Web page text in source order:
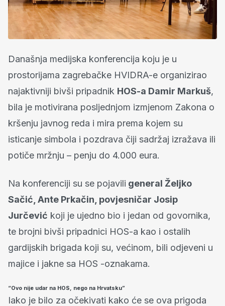
Današnja medijska konferencija koju je u
prostorijama zagrebačke HVIDRA-e organizirao
najaktivniji bivši pripadnik HOS-a Damir Markuš,
bila je motivirana posljednjom izmjenom Zakona o
kršenju javnog reda i mira prema kojem su
isticanje simbola i pozdrava čiji sadržaj izražava ili
potiče mržnju – penju do 4.000 eura.
Na konferenciji su se pojavili general Željko
Sačić, Ante Prkačin, povjesničar Josip
Jurčević koji je ujedno bio i jedan od govornika,
te brojni bivši pripadnici HOS-a kao i ostalih
gardijskih brigada koji su, većinom, bili odjeveni u
majice i jakne sa HOS -oznakama.
“Ovo nije udar na HOS, nego na Hrvatsku”
Iako je bilo za očekivati kako će se ova prigoda